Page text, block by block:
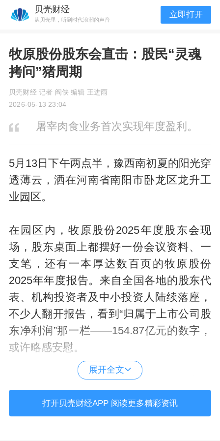
贝壳财经
从贝壳里，听到时代浪潮的声音
立即打开
牧原股份股东会直击：股民“灵魂
拷问”猪周期
贝壳财经 记者 阎侠 编辑 王进雨
2026-05-13 23:04
屠宰肉食业务首次实现年度盈利。
5月13日下午两点半，豫西南初夏的阳光穿
透薄云，洒在河南省南阳市卧龙区龙升工
业园区。
在园区内，牧原股份2025年度股东会现
场，股东桌面上都摆好一份会议资料、一
支笔，还有一本厚达数百页的牧原股份
2025年年度报告。来自全国各地的股东代
表、机构投资者及中小投资人陆续落座，
不少人翻开报告，看到“归属于上市公司股
东净利润”那一栏——154.87亿元的数字，
或许略感安慰。
过去一年，A股19家上市猪企中，11家亏
损，8家盈利但归属于上市公司股东的净利
润均有不同程度的下滑。其中，牧原股
展开全文
打开贝壳财经APP 阅读更多精彩资讯